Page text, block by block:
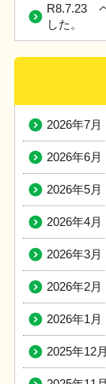
R8.7.23
した。
2026年7月
2026年6月
2026年5月
2026年4月
2026年3月
2026年2月
2026年1月
2025年12月